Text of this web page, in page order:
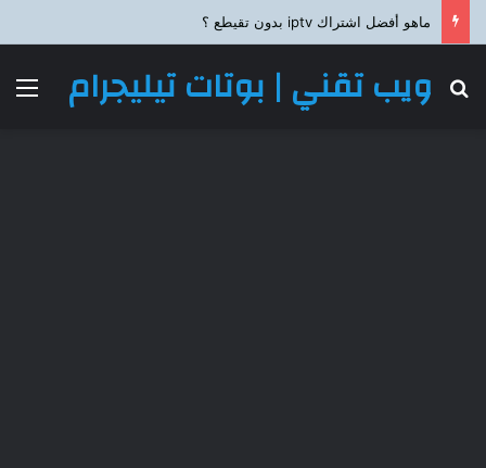
ماهو أفضل اشتراك iptv بدون تقيطع ؟
ويب تقني | بوتات تيليجرام
بحث عن